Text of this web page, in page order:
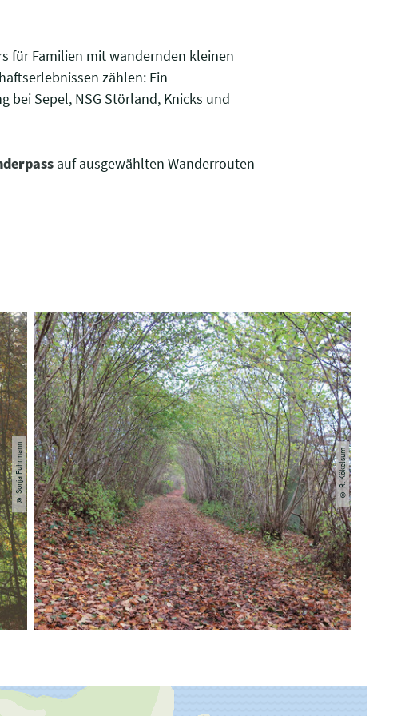
für Familien mit wandernden kleinen
zählen: Ein
bei Sepel, NSG Störland, Knicks und
auf ausgewählten Wanderrouten
© Sonja Fuhrmann © R. Kökelsum